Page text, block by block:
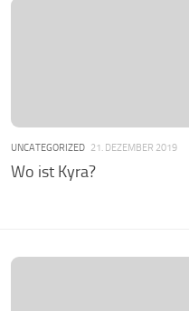
UNCATEGORIZED 21. DEZEMBER 2019
Wo ist Kyra?